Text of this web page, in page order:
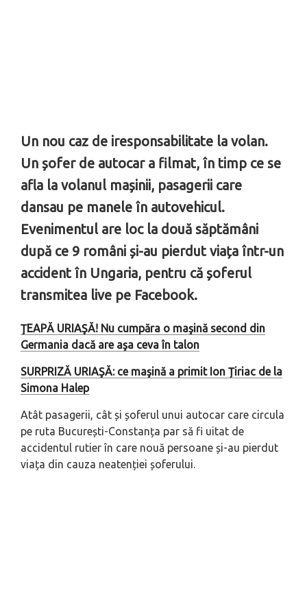
Un nou caz de iresponsabilitate la volan.
Un șofer de autocar a filmat, în timp ce se
afla la volanul mașinii, pasagerii care
dansau pe manele în autovehicul.
Evenimentul are loc la două săptămâni
după ce 9 români și-au pierdut viața într-un
accident în Ungaria, pentru că șoferul
transmitea live pe Facebook.
ŢEAPĂ URIAŞĂ! Nu cumpăra o maşină second din
Germania dacă are aşa ceva în talon
SURPRIZĂ URIAŞĂ: ce maşină a primit Ion Țiriac de la
Simona Halep
Atât pasagerii, cât și șoferul unui autocar care circula
pe ruta București-Constanța par să fi uitat de
accidentul rutier în care nouă persoane și-au pierdut
viața din cauza neatenției șoferului.